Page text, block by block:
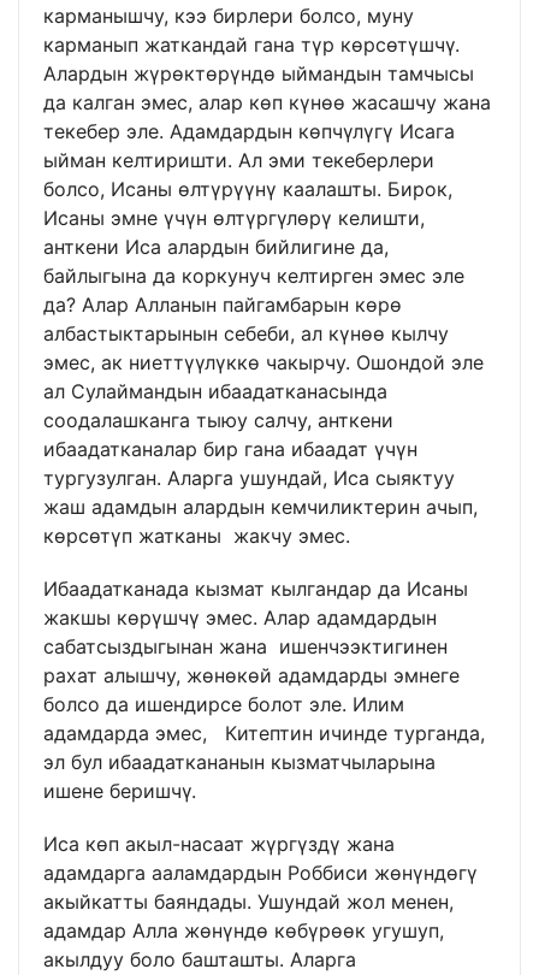
карманышчу, кээ бирлери болсо, муну
карманып жаткандай гана түр көрсөтүшчү.
Алардын жүрөктөрүндө ыймандын тамчысы
да калган эмес, алар көп күнөө жасашчу жана
текебер эле. Адамдардын көпчүлүгү Исага
ыйман келтиришти. Ал эми текеберлери
болсо, Исаны өлтүрүүнү каалашты. Бирок,
Исаны эмне үчүн өлтүргүлөрү келишти,
анткени Иса алардын бийлигине да,
байлыгына да коркунуч келтирген эмес эле
да? Алар Алланын пайгамбарын көрө
албастыктарынын себеби, ал күнөө кылчу
эмес, ак ниеттүүлүккө чакырчу. Ошондой эле
ал Сулаймандын ибаадатканасында
соодалашканга тыюу салчу, анткени
ибаадатканалар бир гана ибаадат үчүн
тургузулган. Аларга ушундай, Иса сыяктуу
жаш адамдын алардын кемчиликтерин ачып,
көрсөтүп жатканы жакчу эмес.
Ибаадатканада кызмат кылгандар да Исаны
жакшы көрүшчү эмес. Алар адамдардын
сабатсыздыгынан жана ишенчээктигинен
рахат алышчу, жөнөкөй адамдарды эмнеге
болсо да ишендирсе болот эле. Илим
адамдарда эмес, Китептин ичинде турганда,
эл бул ибаадаткананын кызматчыларына
ишене беришчү.
Иса көп акыл-насаат жүргүздү жана
адамдарга ааламдардын Роббиси жөнүндөгү
акыйкатты баяндады. Ушундай жол менен,
адамдар Алла жөнүндө көбүрөөк угушуп,
акылдуу боло башташты. Аларга